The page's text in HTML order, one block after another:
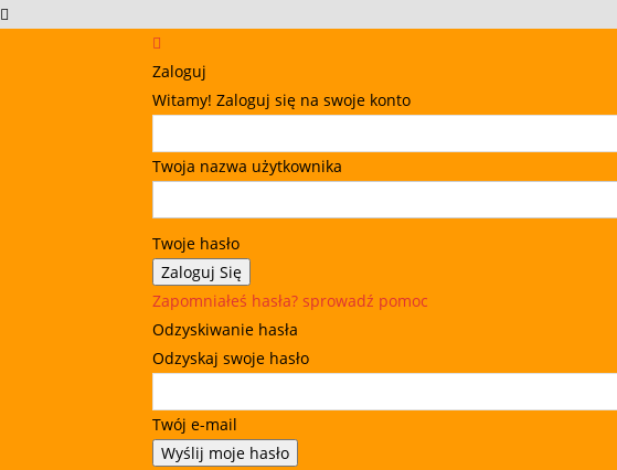
Zaloguj
Witamy! Zaloguj się na swoje konto
Twoja nazwa użytkownika
Twoje hasło
Zapomniałeś hasła? sprowadź pomoc
Odzyskiwanie hasła
Odzyskaj swoje hasło
Twój e-mail